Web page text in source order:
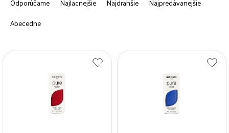
e
Odporúčame Najlacnejšie Najdrahšie
Najpredávanejšie
Abecedne
V